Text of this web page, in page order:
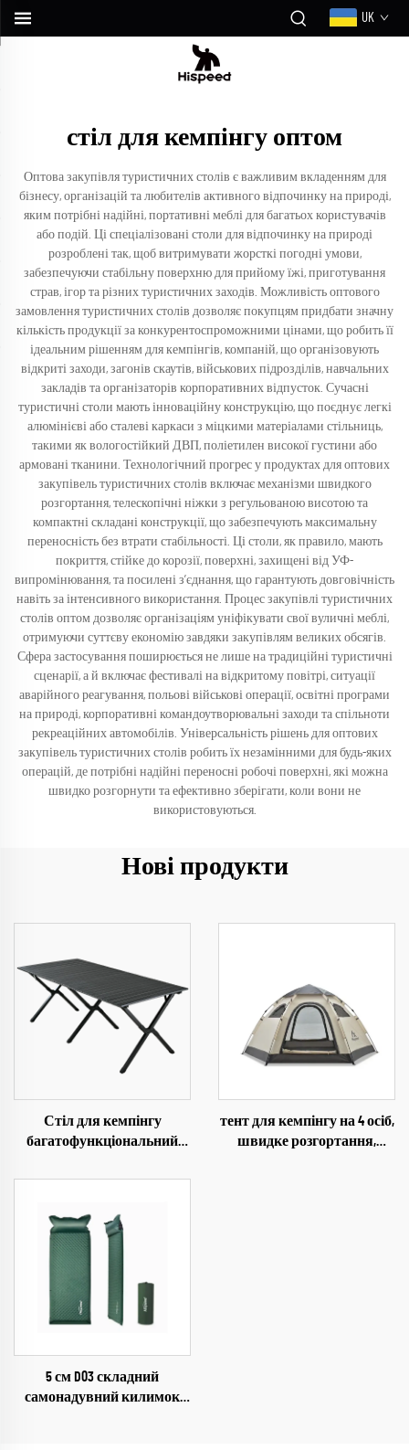
UK
стіл для кемпінгу оптом
Оптова закупівля туристичних столів є важливим вкладенням для
бізнесу, організацій та любителів активного відпочинку на природі,
яким потрібні надійні, портативні меблі для багатьох користувачів
або подій. Ці спеціалізовані столи для відпочинку на природі
розроблені так, щоб витримувати жорсткі погодні умови,
забезпечуючи стабільну поверхню для прийому їжі, приготування
страв, ігор та різних туристичних заходів. Можливість оптового
замовлення туристичних столів дозволяє покупцям придбати значну
кількість продукції за конкурентоспроможними цінами, що робить її
ідеальним рішенням для кемпінгів, компаній, що організовують
відкриті заходи, загонів скаутів, військових підрозділів, навчальних
закладів та організаторів корпоративних відпусток. Сучасні
туристичні столи мають інноваційну конструкцію, що поєднує легкі
алюмінієві або сталеві каркаси з міцкими матеріалами стільниць,
такими як вологостійкий ДВП, поліетилен високої густини або
армовані тканини. Технологічний прогрес у продуктах для оптових
закупівель туристичних столів включає механізми швидкого
розгортання, телескопічні ніжки з регульованою висотою та
компактні складані конструкції, що забезпечують максимальну
переносність без втрати стабільності. Ці столи, як правило, мають
покриття, стійке до корозії, поверхні, захищені від УФ-
випромінювання, та посилені з’єднання, що гарантують довговічність
навіть за інтенсивного використання. Процес закупівлі туристичних
столів оптом дозволяє організаціям уніфікувати свої вуличні меблі,
отримуючи суттєву економію завдяки закупівлям великих обсягів.
Сфера застосування поширюється не лише на традиційні туристичні
сценарії, а й включає фестивалі на відкритому повітрі, ситуації
аварійного реагування, польові військові операції, освітні програми
на природі, корпоративні командоутворювальні заходи та спільноти
рекреаційних автомобілів. Універсальність рішень для оптових
закупівель туристичних столів робить їх незамінними для будь-яких
операцій, де потрібні надійні переносні робочі поверхні, які можна
швидко розгорнути та ефективно зберігати, коли вони не
використовуються.
Нові продукти
Стіл для кемпінгу
багатофункціональний
великий 1,5 м стіл із
кавовий стіл
тент для кемпінгу на 4 осіб,
швидке розгортання,
5 см D03 складний
самонадувний килимок